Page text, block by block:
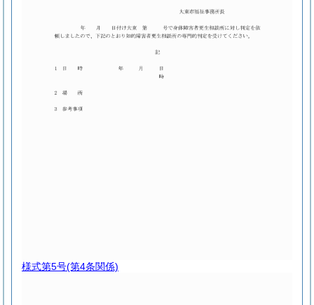
様式第5号(第4条関係)